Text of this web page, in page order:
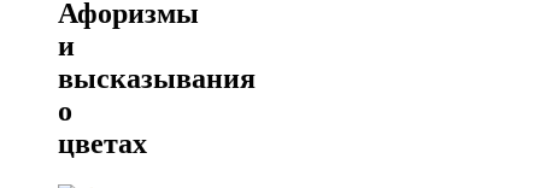
Афоризмы
и
высказывания
о
цветах